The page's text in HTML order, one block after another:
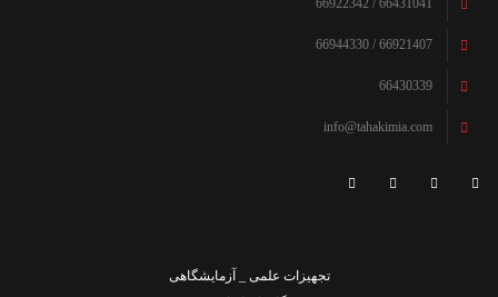
66431041 / 66922342
66921407 / 66944330
66430339
info@tahakimia.com
تجهیزات علمی _ آزمایشگاهی